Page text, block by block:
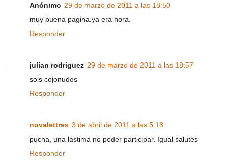
Anónimo 29 de marzo de 2011 a las 18:50
muy buena pagina.ya era hora.
Responder
julian rodriguez 29 de marzo de 2011 a las 18:57
sois cojonudos
Responder
novalettres 3 de abril de 2011 a las 5:18
pucha, una lastima no poder participar. Igual salutes
Responder